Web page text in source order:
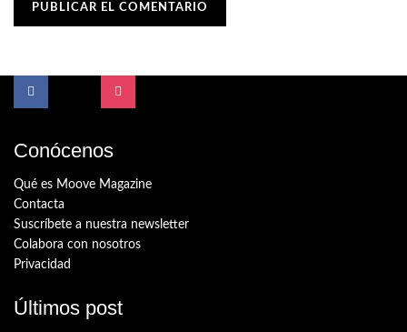
Conócenos
Qué es Moove Magazine
Contacta
Suscríbete a nuestra newsletter
Colabora con nosotros
Privacidad
Últimos post